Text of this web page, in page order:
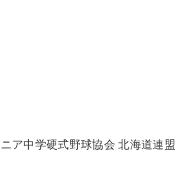
ア中学硬式野球協会 北海道連盟